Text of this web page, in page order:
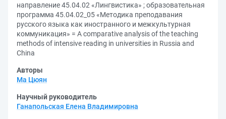
направление 45.04.02 «Лингвистика» ; образовательная
программа 45.04.02_05 «Методика преподавания
русского языка как иностранного и межкультурная
коммуникация» = A comparative analysis of the teaching
methods of intensive reading in universities in Russia and
China
Авторы
Ма Цюян
Научный руководитель
Ганапольская Елена Владимировна